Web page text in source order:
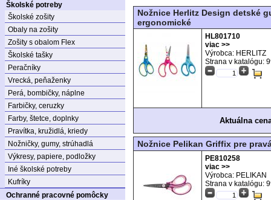
Školské potreby
Školské zošity
Obaly na zošity
Zošity s obalom Flex
Školské tašky
Peračníky
Vrecká, peňaženky
Perá, bombičky, náplne
Farbičky, ceruzky
Farby, štetce, doplnky
Pravítka, kružidlá, kriedy
Nožničky, gumy, strúhadlá
Výkresy, papiere, podložky
Iné školské potreby
Kufríky
Ochranné pracovné pomôcky
Nožnice Herlitz Design detské
ergonomické
HL801710
viac >>
Výrobca: HERLITZ
Strana v katalógu:
Aktuálna
Nožnice Pelikan Griffix pre
PE810258
viac >>
Výrobca: PELIKAN
Strana v katalógu: